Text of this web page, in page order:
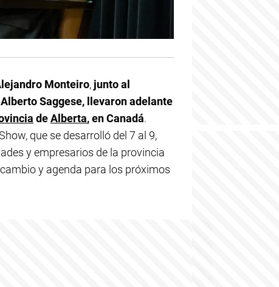
Monteiro, junto al
Saggese, llevaron adelante
deAlberta, en Canadá.
que se desarrolló del 7 al 9,
y empresarios de la provincia
y agenda para los próximos